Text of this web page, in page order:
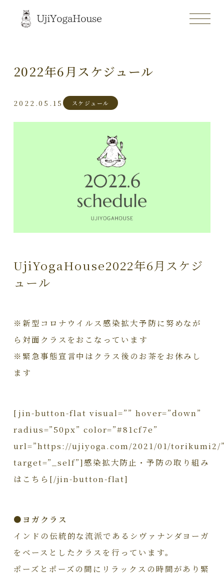
2022年6月スケジュール
2022.05.15 スケジュール
UjiYogaHouse2022年6月スケジ
ュール
※新型コロナウイルス感染拡大予防に努めなが
ら対面クラスをおこなっています
※緊急事態宣言中はクラス後のお茶をお休みし
ます
[jin-button-flat visual=”” hover=”down”
radius=”50px” color=”#81cf7e”
url=”https://ujiyoga.com/2021/01/torikumi2/
target=”_self”]感染拡大防止・予防の取り組み
はこちら[/jin-button-flat]
●ヨガクラス
インドの伝統的な流派であるシヴァナンダヨーガ
をベースとしたクラスを行っています。
ポーズとポーズの間にリラックスの時間があり緊